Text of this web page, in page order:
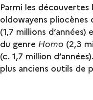
Parmi les
oldowayens pliocènes
(1,7 millions
du genre Homo (2,3
(c. 1,7 million
plus anciens outils de